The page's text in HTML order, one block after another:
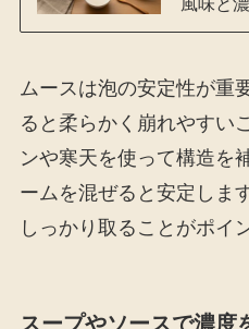
ムースは泡の安定性が重
ると柔らかく崩れやすい
ンや寒天を使って構造を
ームを混ぜると安定しま
しっかり取ることがポイ
スープやソースで濃度